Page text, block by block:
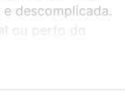
descomplicada.
ou perto do
à venda em
seu sonho.